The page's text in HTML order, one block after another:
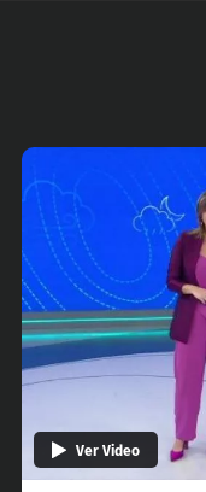
Ver Video